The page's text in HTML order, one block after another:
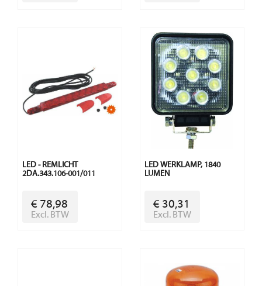
LED - REMLICHT
2DA.343.106-001/011
€ 78,98
Excl. BTW
LED WERKLAMP, 1840
LUMEN
€ 30,31
Excl. BTW